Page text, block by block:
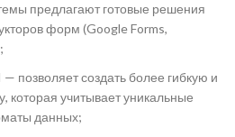
предлагают готовые решения
форм (Google Forms,
позволяет создать более гибкую и
которая учитывает уникальные
данных;